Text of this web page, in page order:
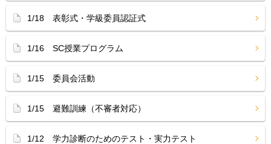
1/18 表彰式・学級委員認証式
1/16 SC授業プログラム
1/15 委員会活動
1/15 避難訓練（不審者対応）
1/12 学力診断のためのテスト・実力テスト